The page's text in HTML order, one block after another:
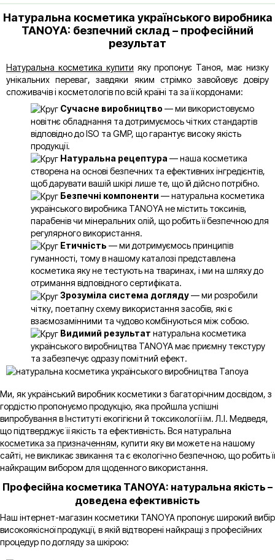
Натуральна косметика українського виробника
TANOYA: безпечний склад – професійний
результат
Натуральна косметика купити яку пропонує Таноя, має низку
унікальних переваг, завдяки яким стрімко завойовує довіру
споживачів і косметологів по всій країні та за її кордонами:
Сучасне виробництво — ми використовуємо
новітнє обладнання та дотримуємось чітких стандартів
відповідно до ISO та GMP, що гарантує високу якість
продукції.
Натуральна рецептура — наша косметика
створена на основі безпечних та ефективних інгредієнтів,
щоб дарувати вашій шкірі лише те, що їй дійсно потрібно.
Безпечні компоненти — натуральна косметика
українського виробника TANOYA не містить токсинів,
парабенів чи мінеральних олій, що робить її безпечною для
регулярного використання.
Етичність — ми дотримуємось принципів
гуманності, тому в нашому каталозі представлена
косметика яку не тестують на тваринах, і ми на шляху до
отримання відповідного сертифіката.
Зрозуміла система догляду— ми розробили
чітку, поетапну схему використання засобів, які є
взаємозамінними та чудово комбінуються між собою.
Видимий результат натуральна косметика
українського виробництва TANOYA має приємну текстуру
та забезпечує одразу помітний ефект.
Ми, як український виробник косметики з багаторічним досвідом, з
гордістю пропонуємо продукцію, яка пройшла успішні
випробування в Інституті екогігієни й токсикології ім. Л.І. Медведя,
що підтверджує її якість та ефективність. Вся натуральна
косметика за призначенням, купити яку ви можете на нашому
сайті, не викликає звикання та є екологічно безпечною, що робить її
найкращим вибором для щоденного використання.
Професійна косметика TANOYA: натуральна якість –
доведена ефективність
Наш інтернет-магазин косметики TANOYA пропонує широкий вибір
високоякісної продукції, в якій відтворені найкращі з професійних
процедур по догляду за шкірою: